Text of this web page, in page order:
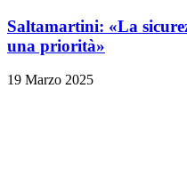
Saltamartini: «La
una priorità»
19 Marzo 2025